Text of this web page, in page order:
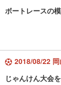
ボートレースの
2018/08/22
じゃんけん大会